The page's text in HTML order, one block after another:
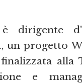
dirigente
un progetto
alla
e